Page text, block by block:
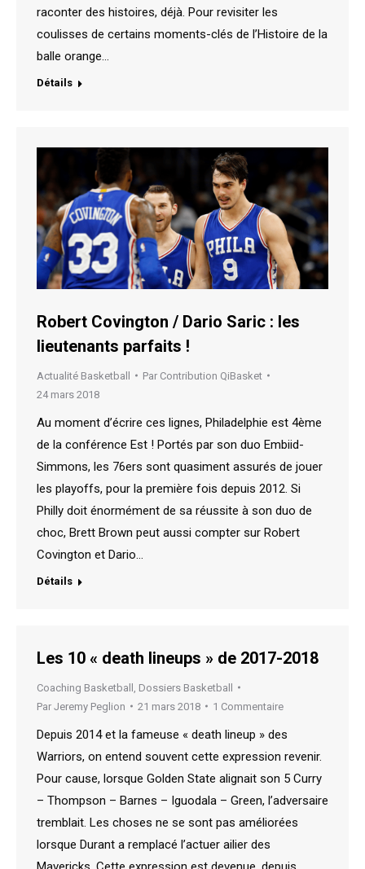
raconter des histoires, déjà. Pour revisiter les
coulisses de certains moments-clés de l’Histoire de la
balle orange…
Détails
Robert Covington / Dario Saric : les
lieutenants parfaits !
Actualité Basketball Par Contribution QiBasket
24 mars 2018
Au moment d’écrire ces lignes, Philadelphie est 4ème
de la conférence Est ! Portés par son duo Embiid-
Simmons, les 76ers sont quasiment assurés de jouer
les playoffs, pour la première fois depuis 2012. Si
Philly doit énormément de sa réussite à son duo de
choc, Brett Brown peut aussi compter sur Robert
Covington et Dario…
Détails
Les 10 « death lineups » de 2017-2018
Coaching Basketball Dossiers Basketball
Par Jeremy Peglion 21 mars 2018 1 Commentaire
Depuis 2014 et la fameuse « death lineup » des
Warriors, on entend souvent cette expression revenir.
Pour cause, lorsque Golden State alignait son 5 Curry
– Thompson – Barnes – Iguodala – Green, l’adversaire
tremblait. Les choses ne se sont pas améliorées
lorsque Durant a remplacé l’actuer ailier des